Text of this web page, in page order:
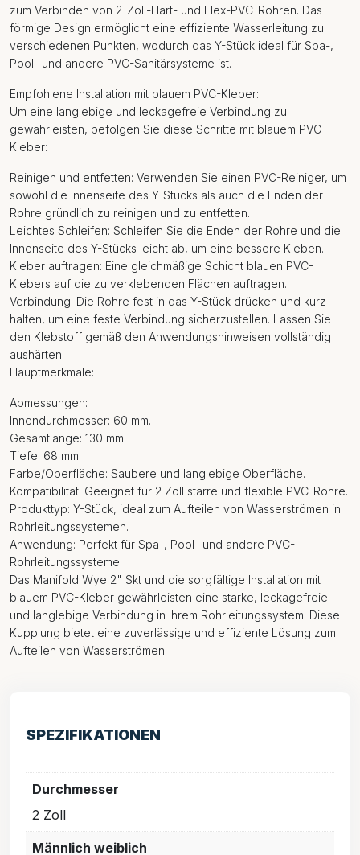
zum Verbinden von 2-Zoll-Hart- und Flex-PVC-Rohren. Das T-
förmige Design ermöglicht eine effiziente Wasserleitung zu
verschiedenen Punkten, wodurch das Y-Stück ideal für Spa-,
Pool- und andere PVC-Sanitärsysteme ist.
Empfohlene Installation mit blauem PVC-Kleber:
Um eine langlebige und leckagefreie Verbindung zu
gewährleisten, befolgen Sie diese Schritte mit blauem PVC-
Kleber:
Reinigen und entfetten: Verwenden Sie einen PVC-Reiniger, um
sowohl die Innenseite des Y-Stücks als auch die Enden der
Rohre gründlich zu reinigen und zu entfetten.
Leichtes Schleifen: Schleifen Sie die Enden der Rohre und die
Innenseite des Y-Stücks leicht ab, um eine bessere Kleben.
Kleber auftragen: Eine gleichmäßige Schicht blauen PVC-
Klebers auf die zu verklebenden Flächen auftragen.
Verbindung: Die Rohre fest in das Y-Stück drücken und kurz
halten, um eine feste Verbindung sicherzustellen. Lassen Sie
den Klebstoff gemäß den Anwendungshinweisen vollständig
aushärten.
Hauptmerkmale:
Abmessungen:
Innendurchmesser: 60 mm.
Gesamtlänge: 130 mm.
Tiefe: 68 mm.
Farbe/Oberfläche: Saubere und langlebige Oberfläche.
Kompatibilität: Geeignet für 2 Zoll starre und flexible PVC-Rohre.
Produkttyp: Y-Stück, ideal zum Aufteilen von Wasserströmen in
Rohrleitungssystemen.
Anwendung: Perfekt für Spa-, Pool- und andere PVC-
Rohrleitungssysteme.
Das Manifold Wye 2" Skt und die sorgfältige Installation mit
blauem PVC-Kleber gewährleisten eine starke, leckagefreie
und langlebige Verbindung in Ihrem Rohrleitungssystem. Diese
Kupplung bietet eine zuverlässige und effiziente Lösung zum
Aufteilen von Wasserströmen.
SPEZIFIKATIONEN
Durchmesser
2 Zoll
Männlich weiblich